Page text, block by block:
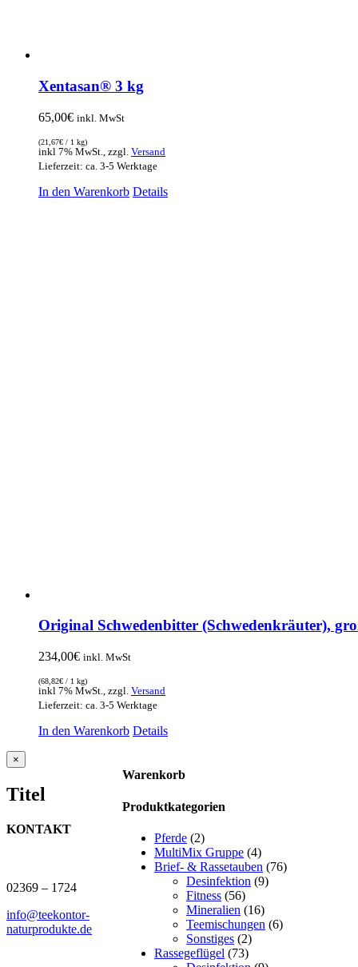
Xentasan® 3 kg
65,00€ inkl. MwSt
(21,67€ / 1 kg)
inkl 7% MwSt., zzgl. Versand
Lieferzeit: ca. 3-5 Werktage
In den Warenkorb Details
Original Schwedenbitter (Schwedenkräuter),
234,00€ inkl. MwSt
(68,82€ / 1 kg)
inkl 7% MwSt., zzgl. Versand
Lieferzeit: ca. 3-5 Werktage
In den Warenkorb Details
Warenkorb
Produktkategorien
Pferde (2)
MultiMix Gruppe (4)
Brief- & Rassetauben (76)
Desinfektion (9)
Fitness (56)
Mineralien (16)
Teemischungen (6)
Sonstiges (2)
Rassegeflügel (73)
Close
product
view
×
Titel
KONTAKT
02369 – 1724
info@teekontor-
naturprodukte.de